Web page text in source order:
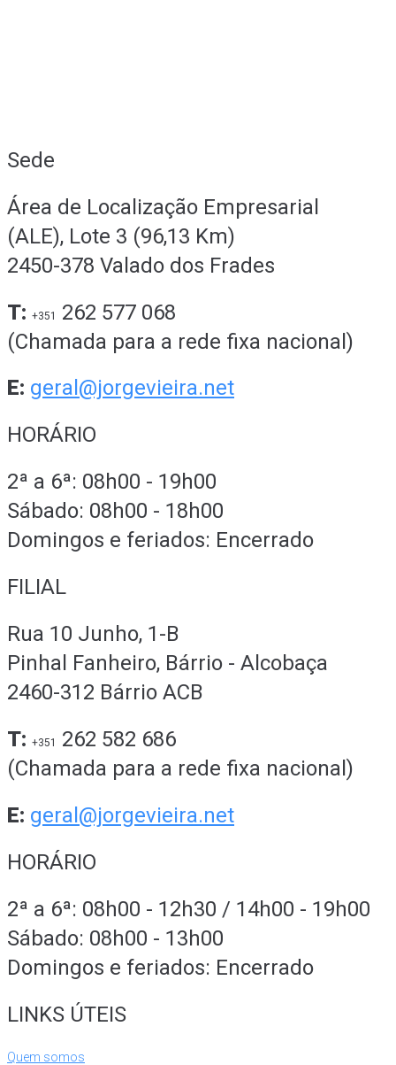
Sede
Área de Localização Empresarial
(ALE), Lote 3 (96,13 Km)
2450-378 Valado dos Frades
T: +351
262 577 068
(Chamada para a rede fixa nacional)
E: geral@jorgevieira.net
HORÁRIO
2ª a 6ª: 08h00 - 19h00
Sábado: 08h00 - 18h00
Domingos e feriados: Encerrado
FILIAL
Rua 10 Junho, 1-B
Pinhal Fanheiro, Bárrio - Alcobaça
2460-312 Bárrio ACB
T: +351
262 582 686
(Chamada para a rede fixa nacional)
E: geral@jorgevieira.net
HORÁRIO
2ª a 6ª: 08h00 - 12h30 / 14h00 - 19h00
Sábado: 08h00 - 13h00
Domingos e feriados: Encerrado
LINKS ÚTEIS
Quem somos